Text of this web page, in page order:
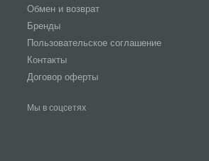
Обмен и возврат
Бренды
Пользовательское соглашение
Контакты
Договор оферты
Мы в соцсетях